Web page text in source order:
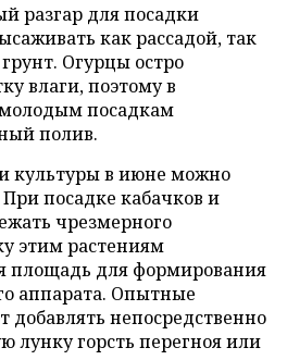
разгар для посадки
как рассадой, так
Огурцы остро
влаги, поэтому в
посадкам
полив.
культуры в июне можно
посадке кабачков и
чрезмерного
этим растениям
площадь для формирования
аппарата. Опытные
добавлять непосредственно
лунку горсть перегноя или